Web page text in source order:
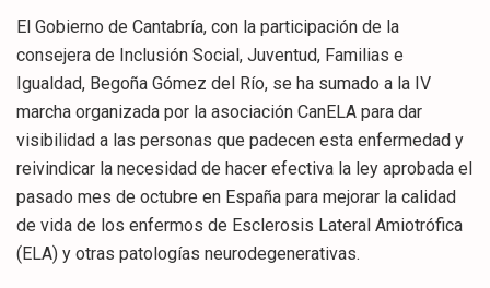
El Gobierno de Cantabría, con la participación de la
consejera de Inclusión Social, Juventud, Familias e
Igualdad, Begoña Gómez del Río, se ha sumado a la IV
marcha organizada por la asociación CanELA para dar
visibilidad a las personas que padecen esta enfermedad y
reivindicar la necesidad de hacer efectiva la ley aprobada el
pasado mes de octubre en España para mejorar la calidad
de vida de los enfermos de Esclerosis Lateral Amiotrófica
(ELA) y otras patologías neurodegenerativas.